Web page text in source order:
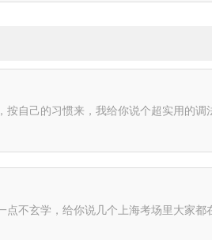
自己的习惯来，我给你说个超实用的调
不玄学，给你说几个上海考场里大家都